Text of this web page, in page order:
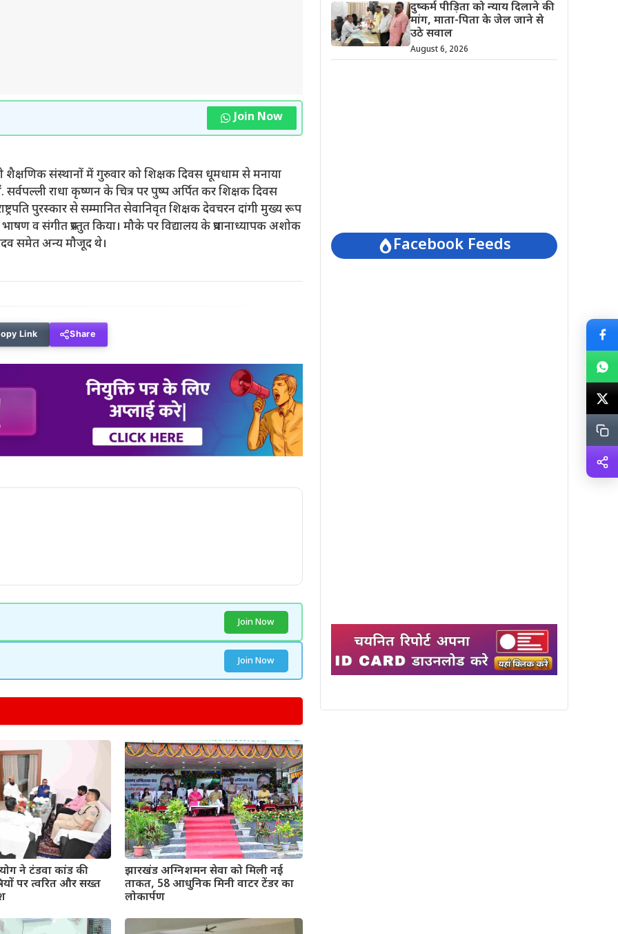
Join Now
शैक्षणिक संस्थानों में गुरुवार को शिक्षक दिवस धूमधाम से मनाया
राधा कृष्णन के चित्र पर पुष्प अर्पित कर शिक्षक दिवस
पुरस्कार से सम्मानित सेवानिवृत शिक्षक देवचरन दांगी मुख्य रूप
व संगीत प्रस्तुत किया। मौके पर विद्यालय के प्रधानाध्यापक अशोक
समेत अन्य मौजूद थे।
Link Share
Join Now
Join Now
ने टंडवा कांड की
पर त्वरित और सख्त
झारखंड अग्निशमन सेवा को मिली नई
ताकत, 58 आधुनिक मिनी वाटर टेंडर का
लोकार्पण
दुष्कर्म पीड़िता को न्याय दिलाने की
मांग, माता-पिता के जेल जाने से
उठे सवाल
August 6, 2026
Facebook Feeds